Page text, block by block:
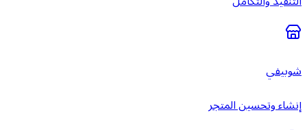
شوبيفي
إنشاء وتحسين المتجر